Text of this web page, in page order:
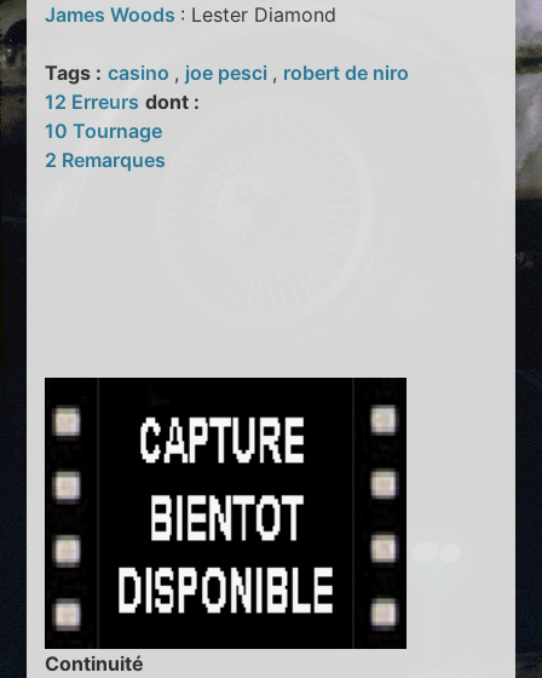
James Woods : Lester Diamond
Tags : casino , joe pesci , robert de niro
12 Erreurs dont :
10 Tournage
2 Remarques
Continuité